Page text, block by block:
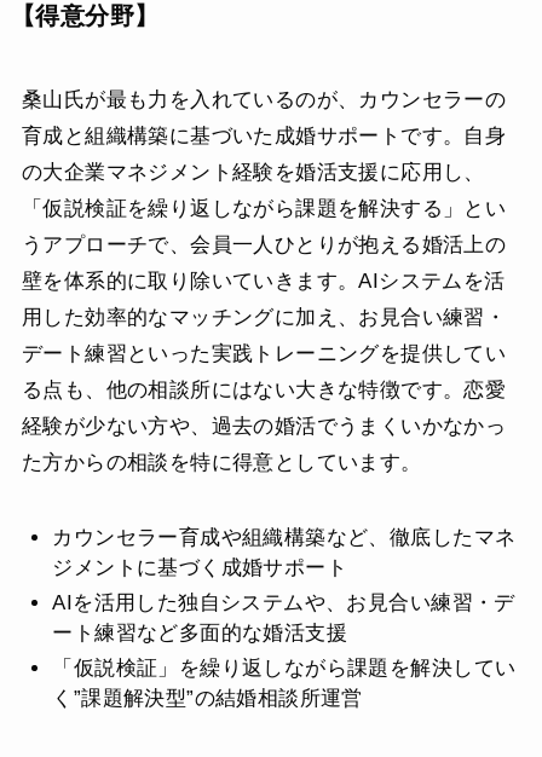
【得意分野】
桑山氏が最も力を入れているのが、カウンセラーの
育成と組織構築に基づいた成婚サポートです。自身
の大企業マネジメント経験を婚活支援に応用し、
「仮説検証を繰り返しながら課題を解決する」とい
うアプローチで、会員一人ひとりが抱える婚活上の
壁を体系的に取り除いていきます。AIシステムを活
用した効率的なマッチングに加え、お見合い練習・
デート練習といった実践トレーニングを提供してい
る点も、他の相談所にはない大きな特徴です。恋愛
経験が少ない方や、過去の婚活でうまくいかなかっ
た方からの相談を特に得意としています。
カウンセラー育成や組織構築など、徹底したマネ
ジメントに基づく成婚サポート
AIを活用した独自システムや、お見合い練習・デ
ート練習など多面的な婚活支援
「仮説検証」を繰り返しながら課題を解決してい
く”課題解決型”の結婚相談所運営